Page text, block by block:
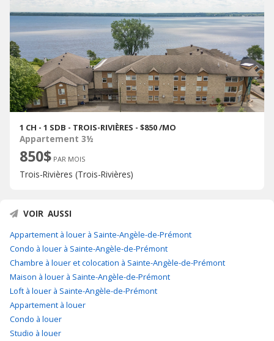
1 CH - 1 SDB - TROIS-RIVIÈRES - $850 /MO
Appartement 3½
850$ PAR MOIS
Trois-Rivières (Trois-Rivières)
VOIR AUSSI
Appartement à louer à Sainte-Angèle-de-Prémont
Condo à louer à Sainte-Angèle-de-Prémont
Chambre à louer et colocation à Sainte-Angèle-de-Prémont
Maison à louer à Sainte-Angèle-de-Prémont
Loft à louer à Sainte-Angèle-de-Prémont
Appartement à louer
Condo à louer
Studio à louer